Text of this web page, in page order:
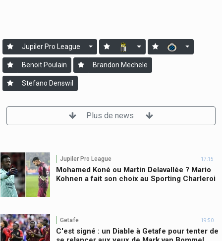
Jupiler Pro League
Benoit Poulain Brandon Mechele
Stefano Denswil
Plus de news
Jupiler Pro League 17:15
Mohamed Koné ou Martin Delavallée ? Mario
Kohnen a fait son choix au Sporting Charleroi
Getafe 19:50
C'est signé : un Diable à Getafe pour tenter de